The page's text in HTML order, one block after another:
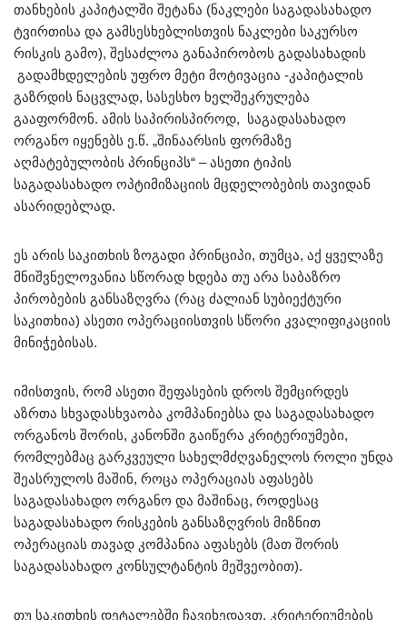
თანხების კაპიტალში შეტანა (ნაკლები საგადასახადო
ტვირთისა და გამსესხებლისთვის ნაკლები საკურსო
რისკის გამო), შესაძლოა განაპირობოს გადასახადის
გადამხდელების უფრო მეტი მოტივაცია -კაპიტალის
გაზრდის ნაცვლად, სასესხო ხელშეკრულება
გააფორმონ. ამის საპირისპიროდ, საგადასახადო
ორგანო იყენებს ე.წ. „შინაარსის ფორმაზე
აღმატებულობის პრინციპს“ – ასეთი ტიპის
საგადასახადო ოპტიმიზაციის მცდელობების თავიდან
ასარიდებლად.
ეს არის საკითხის ზოგადი პრინციპი, თუმცა, აქ ყველაზე
მნიშვნელოვანია სწორად ხდება თუ არა საბაზრო
პირობების განსაზღვრა (რაც ძალიან სუბიექტური
საკითხია) ასეთი ოპერაციისთვის სწორი კვალიფიკაციის
მინიჭებისას.
იმისთვის, რომ ასეთი შეფასების დროს შემცირდეს
აზრთა სხვადასხვაობა კომპანიებსა და საგადასახადო
ორგანოს შორის, კანონში გაიწერა კრიტერიუმები,
რომლებმაც გარკვეული სახელმძღვანელოს როლი უნდა
შეასრულოს მაშინ, როცა ოპერაციას აფასებს
საგადასახადო ორგანო და მაშინაც, როდესაც
საგადასახადო რისკების განსაზღვრის მიზნით
ოპერაციას თავად კომპანია აფასებს (მათ შორის
საგადასახადო კონსულტანტის მეშვეობით).
თუ საკითხის დეტალებში ჩავიხედავთ, კრიტერიუმების